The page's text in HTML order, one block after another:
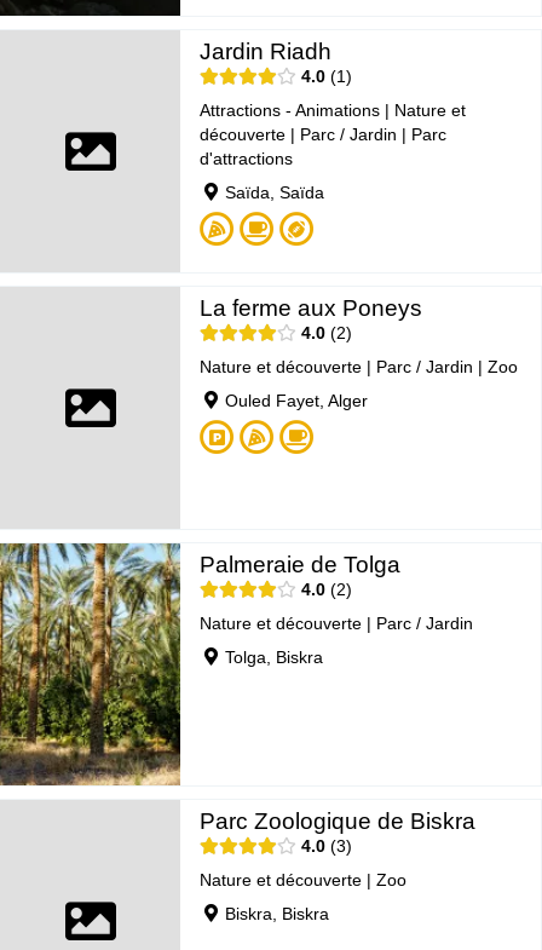
Jardin Riadh
4.0
1
Attractions - Animations | Nature et
découverte | Parc / Jardin | Parc
d'attractions
Saïda, Saïda
La ferme aux Poneys
4.0
2
Nature et découverte | Parc / Jardin |Zoo
Ouled Fayet, Alger
Palmeraie de Tolga
4.0
2
Nature et découverte | Parc / Jardin
Tolga, Biskra
Parc Zoologique de Biskra
4.0 3
Nature et découverte |Zoo
Biskra, Biskra